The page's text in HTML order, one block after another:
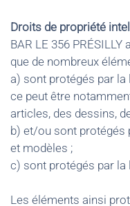
Droits de propriété
BAR LE 356
que de nombreux
a) sont protégés par la
ce peut être
articles, des dessins,
b) et/ou sont protégés
et modèles ;
c) sont protégés par
Les éléments ainsi